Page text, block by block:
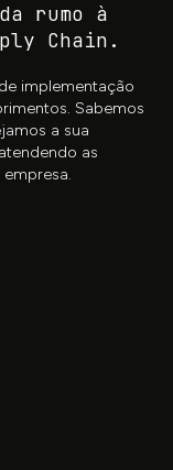
rumo à
Chain.
implementação
Sabemos
a sua
as